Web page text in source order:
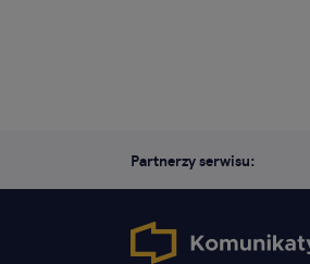
Partnerzy serwisu: